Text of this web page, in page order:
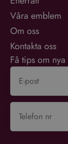
Våra emblem
Om oss
Kontakta oss
Få tips om